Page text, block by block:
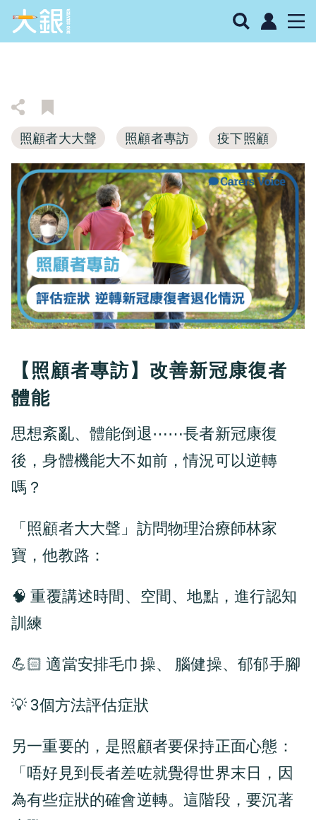
照顧者大大聲 照顧者專訪 疫下照顧
【照顧者專訪】改善新冠康復者
體能
思想紊亂、體能倒退⋯⋯長者新冠康復
後，身體機能大不如前，情況可以逆轉
嗎？
「照顧者大大聲」訪問物理治療師林家
寶，他教路：
🧠 重覆講述時間、空間、地點，進行認知
訓練
💪🏻 適當安排毛巾操、 腦健操、郁郁手腳
💡 3個方法評估症狀
另一重要的，是照顧者要保持正面心態：
「唔好見到長者差咗就覺得世界末日，因
為有些症狀的確會逆轉。這階段，要沉著